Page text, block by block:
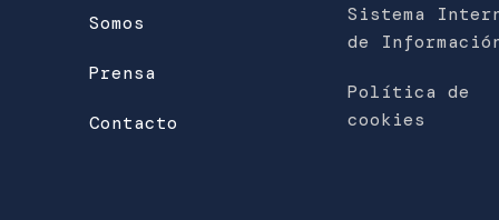
Somos
Prensa
Contacto
Sistema
de
Política de
cookies